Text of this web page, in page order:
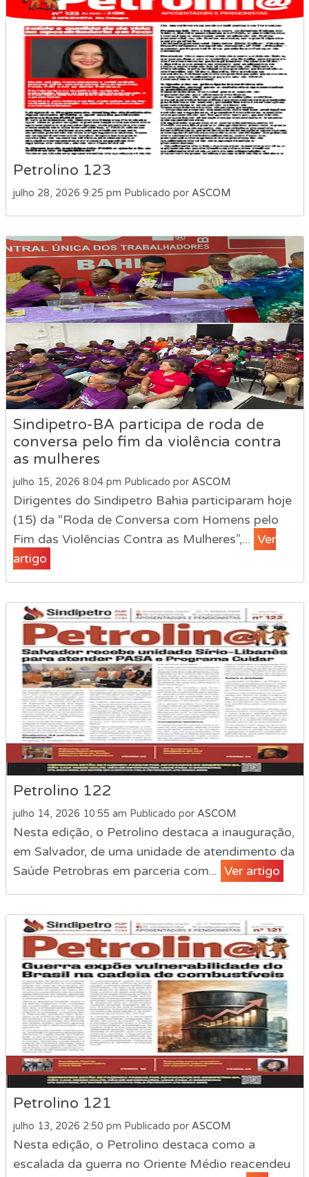
Petrolino 123
julho 28, 2026 9:25 pm Publicado por ASCOM
Sindipetro-BA participa de roda de
conversa pelo fim da violência contra
as mulheres
julho 15, 2026 8:04 pm Publicado por ASCOM
Dirigentes do Sindipetro Bahia participaram hoje
(15) da “Roda de Conversa com Homens pelo
Fim das Violências Contra as Mulheres”,... Ver
artigo
Petrolino 122
julho 14, 2026 10:55 am Publicado por ASCOM
Nesta edição, o Petrolino destaca a inauguração,
em Salvador, de uma unidade de atendimento da
Saúde Petrobras em parceria com... Ver artigo
Petrolino 121
julho 13, 2026 2:50 pm Publicado por ASCOM
Nesta edição, o Petrolino destaca como a
escalada da guerra no Oriente Médio reacendeu